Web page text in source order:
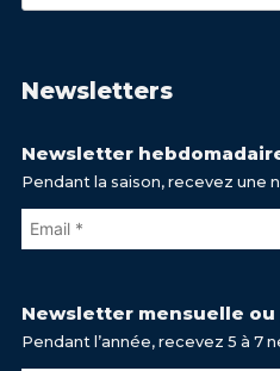
Newsletters
Newsletter
Pendant la saison, recevez une
Newsletter mensuelle ou
Pendant l’année, recevez 5 à 7